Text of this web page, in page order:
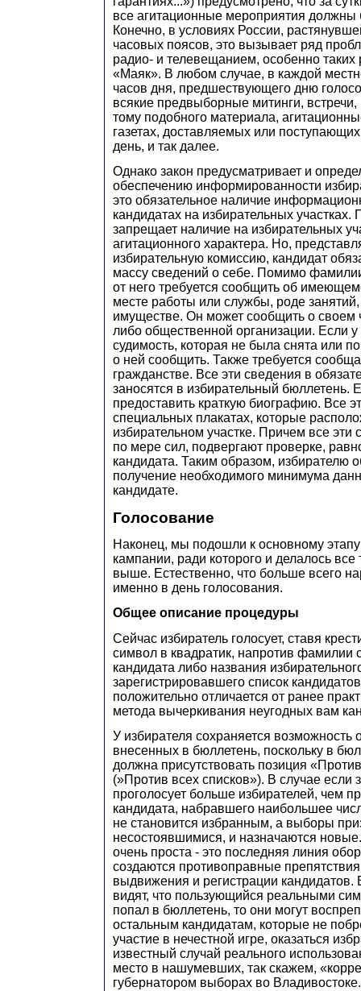
все агитационные мероприятия
Конечно, в условиях России,
часовых поясов, это вызывает ряд
радио- и телевещанием, особенно таких
«Маяк». В любом случае, в каждой
часов дня, предшествующего дню
всякие предвыборные митинги, встречи,
тому подобного материала,
газетах, доставляемых или
день, и так далее.
Однако закон предусматривает и
обеспечению информированности
это обязательное наличие
кандидатах на избирательных
запрещает наличие на избирательных
агитационного характера. Но,
избирательную комиссию, кандидат
массу сведений о себе. Помимо
от него требуется сообщить об
месте работы или службы, роде
имуществе. Он может сообщить о своем
либо общественной организации. Если у
судимость, которая не была снята или
о ней сообщить. Также требуется
гражданстве. Все эти сведения в
заносятся в избирательный бюллетень.
предоставить краткую биографию. Все
специальных плакатах, которые
избирательном участке. Причем все эти
по мере сил, подвергают проверке,
кандидата. Таким образом, избирателю
получение необходимого минимума
кандидате.
Голосование
Наконец, мы подошли к основному
кампании, ради которого и делалось
выше. Естественно, что больше всего
именно в день голосования.
Общее описание процедуры
Сейчас избиратель голосует, ставя
символ в квадратик, напротив фамилии
кандидата либо названия
зарегистрировавшего список
положительно отличается от ранее
метода вычеркивания неугодных вам
У избирателя сохраняется возможность
внесенных в бюллетень, поскольку в
должна присутствовать позиция
(»Против всех списков»). В случае если
проголосует больше избирателей, чем
кандидата, набравшего наибольшее
не становится избранным, а выборы
несостоявшимися, и назначаются
очень проста - это последняя линия
создаются противоправные
выдвижения и регистрации кандидатов.
видят, что пользующийся реальными
попал в бюллетень, то они могут
остальным кандидатам, которые не
участие в нечестной игре, оказаться
известный случай реального
место в нашумевших, так скажем,
губернатором выборах во Владивостоке.